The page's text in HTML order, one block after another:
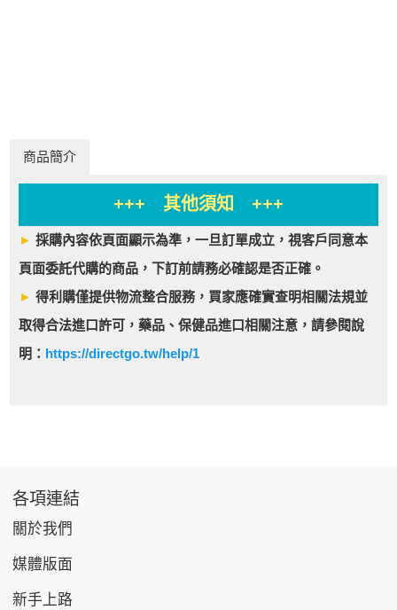
商品簡介
+++ 其他須知 +++
►採購內容依頁面顯示為準，一旦訂單成立，視客戶同意本
頁面委託代購的商品，下訂前請務必確認是否正確。
► 得利購僅提供物流整合服務，買家應確實查明相關法規並
取得合法進口許可，藥品、保健品進口相關注意，請參閱說
明： https://directgo.tw/help/1
各項連結
關於我們
媒體版面
新手上路